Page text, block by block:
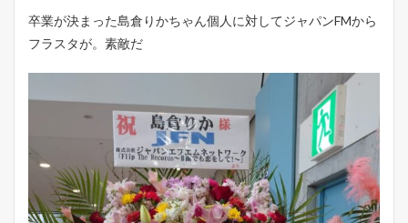
卒業が決まった島倉りかちゃん個人に対してジャパンFMから
フラスタが。素敵だ